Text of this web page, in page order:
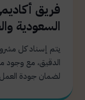
فريق
السعودية
يتم إسناد كل
الدقيق، مع وجود
لضمان جودة العمل